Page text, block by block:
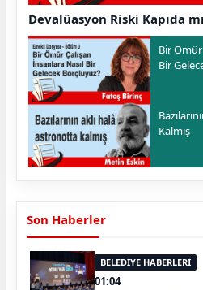
Devalüasyon Riski Kapıda
Bir Ömür
Bir
Kalmış
Son Haberler
BELEDİYE HABERLERİ
01:04